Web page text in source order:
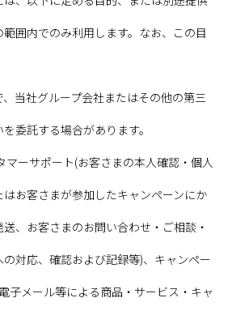
囲内でのみ利用します。なお、この目
当社グループ会社またはその他の第三
委託する場合があります。
ーサポート(お客さまの本人確認・個人
お客さまが参加したキャンペーンにか
、お客さまのお問い合わせ・ご相談・
対応、確認および記録等)、キャンペー
子メール等による商品・サービス・キャ